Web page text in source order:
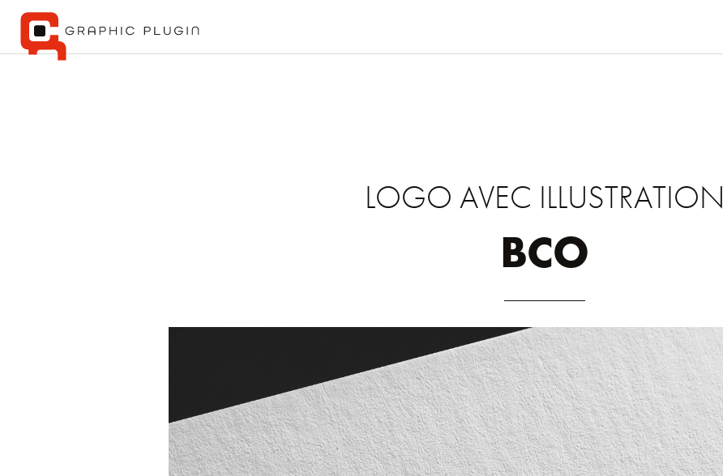
LOGO AVEC ILLUSTRATION
BCO